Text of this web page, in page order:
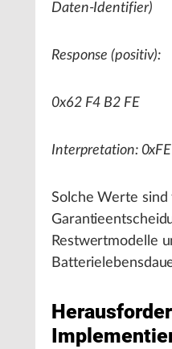
Daten-Identifier)
Response (positiv):
0x62 F4 B2 FE
Interpretation:
Solche Werte sind
Restwertmodelle